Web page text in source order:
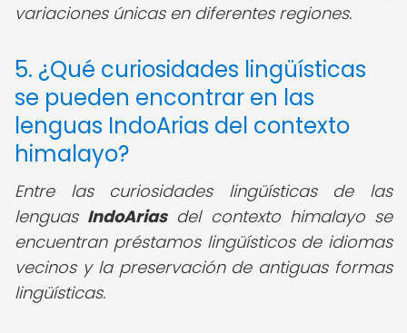
variaciones únicas en diferentes regiones.
5. ¿Qué curiosidades lingüísticas
se pueden encontrar en las
lenguas IndoArias del contexto
himalayo?
Entre las curiosidades lingüísticas de las
lenguas IndoAriasdel contexto himalayo se
encuentran préstamos lingüísticos de idiomas
vecinos y la preservación de antiguas formas
lingüísticas.